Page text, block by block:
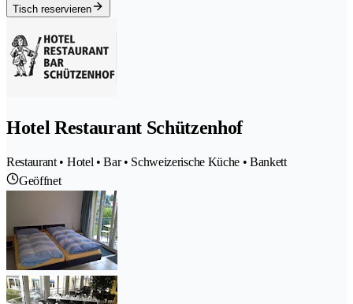
Tisch reservieren
Hotel Restaurant Schützenhof
Restaurant • Hotel • Bar • Schweizerische Küche • Bankett
Geöffnet